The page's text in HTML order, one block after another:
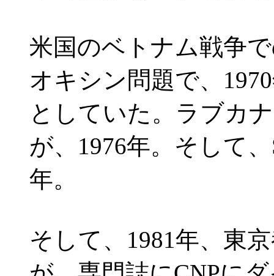
米国のベトナム戦争
オキシン問題で、
としていた。ラブカ
が、1976年。そして
年。
そして、1981年、東